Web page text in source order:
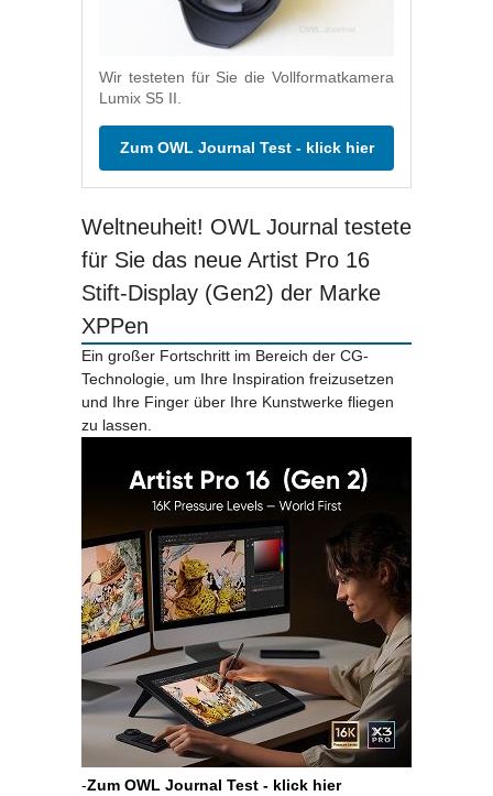
Wir testeten für Sie die Vollformatkamera
Lumix S5 II.
Zum OWL Journal Test - klick hier
Weltneuheit! OWL Journal testete
für Sie das neue Artist Pro 16
Stift-Display (Gen2) der Marke
XPPen
Ein großer Fortschritt im Bereich der CG-
Technologie, um Ihre Inspiration freizusetzen
und Ihre Finger über Ihre Kunstwerke fliegen
zu lassen.
-Zum OWL Journal Test - klick hier